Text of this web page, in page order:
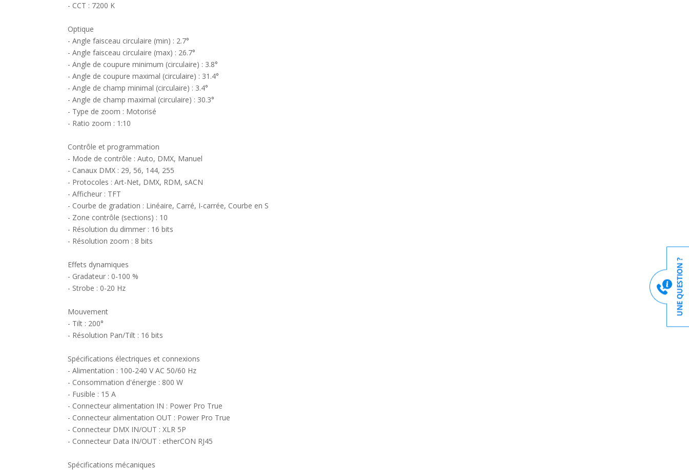
- CCT : 7200 K
Optique
- Angle faisceau circulaire (min) : 2.7°
- Angle faisceau circulaire (max) : 26.7°
- Angle de coupure minimum (circulaire) : 3.8°
- Angle de coupure maximal (circulaire) : 31.4°
- Angle de champ minimal (circulaire) : 3.4°
- Angle de champ maximal (circulaire) : 30.3°
- Type de zoom : Motorisé
- Ratio zoom : 1:10
Contrôle et programmation
- Mode de contrôle : Auto, DMX, Manuel
- Canaux DMX : 29, 56, 144, 255
- Protocoles : Art-Net, DMX, RDM, sACN
- Afficheur : TFT
- Courbe de gradation : Linéaire, Carré, I-carrée, Courbe en S
- Zone contrôle (sections) : 10
- Résolution du dimmer : 16 bits
- Résolution zoom : 8 bits
Effets dynamiques
- Gradateur : 0-100 %
- Strobe : 0-20 Hz
Mouvement
- Tilt : 200°
- Résolution Pan/Tilt : 16 bits
Spécifications électriques et connexions
- Alimentation : 100-240 V AC 50/60 Hz
- Consommation d'énergie : 800 W
- Fusible : 15 A
- Connecteur alimentation IN : Power Pro True
- Connecteur alimentation OUT : Power Pro True
- Connecteur DMX IN/OUT : XLR 5P
- Connecteur Data IN/OUT : etherCON RJ45
Spécifications mécaniques